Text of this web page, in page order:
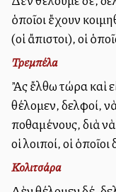
ὁποῖοι ἔχουν
(οἱ ἄπιστοι), οἱ
Τρεμπέλα
Ἂς ἔλθω τώρα καὶ
θέλομεν, ἀδελφοί,
ἀποθαμένους, διὰ
οἱ λοιποί, οἱ
Κολιτσάρα